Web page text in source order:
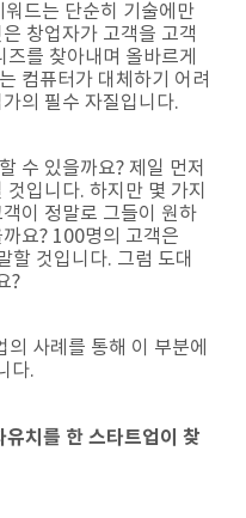
드는 단순히 기술에만
창업자가 고객을 고객
를 찾아내며 올바르게
컴퓨터가 대체하기 어려
의 필수 자질입니다.
수 있을까요? 제일 먼저
것입니다. 하지만 몇 가지
이 정말로 그들이 원하
요? 100명의 고객은
할 것입니다. 그럼 도대
?
사례를 통해 이 부분에
다.
치를 한 스타트업이 찾